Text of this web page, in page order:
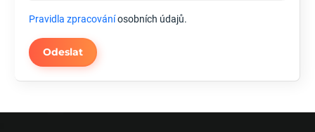
Pravidla zpracováníosobních údajů.
Odeslat